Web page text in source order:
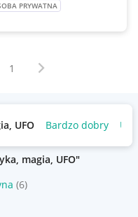
PRYWATNA
1 Następna strona
UFO Bardzo dobry
magia, UFO"
(6)